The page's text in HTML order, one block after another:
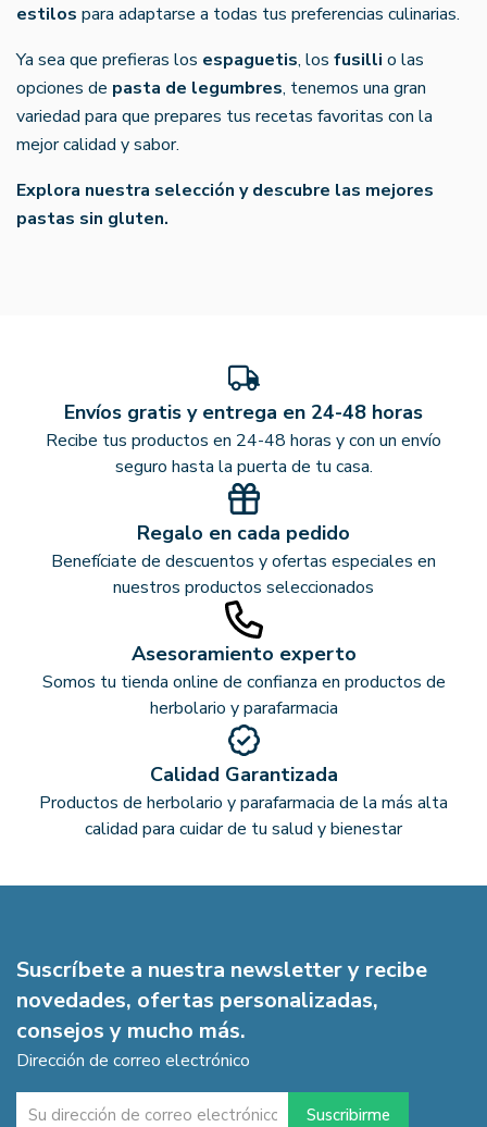
estilos para adaptarse a todas tus preferencias culinarias.
Ya sea que prefieras los espaguetis, los fusilli o las
opciones de pasta de legumbres, tenemos una gran
variedad para que prepares tus recetas favoritas con la
mejor calidad y sabor.
Explora nuestra selección y descubre las mejores
pastas sin gluten.
Envíos gratis y entrega en 24-48 horas
Recibe tus productos en 24-48 horas y con un envío
seguro hasta la puerta de tu casa.
Regalo en cada pedido
Benefíciate de descuentos y ofertas especiales en
nuestros productos seleccionados
Asesoramiento experto
Somos tu tienda online de confianza en productos de
herbolario y parafarmacia
Calidad Garantizada
Productos de herbolario y parafarmacia de la más alta
calidad para cuidar de tu salud y bienestar
Suscríbete a nuestra newsletter y recibe
novedades, ofertas personalizadas,
consejos y mucho más.
Dirección de correo electrónico